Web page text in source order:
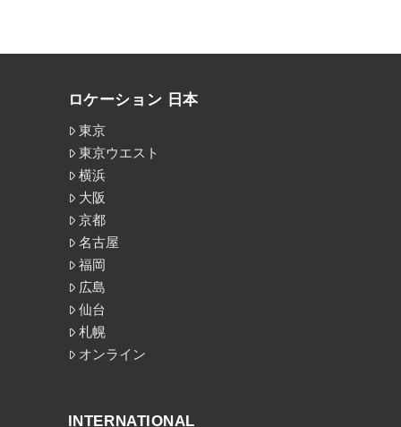
ロケーション 日本
東京
東京ウエスト
横浜
大阪
京都
名古屋
福岡
広島
仙台
札幌
オンライン
INTERNATIONAL